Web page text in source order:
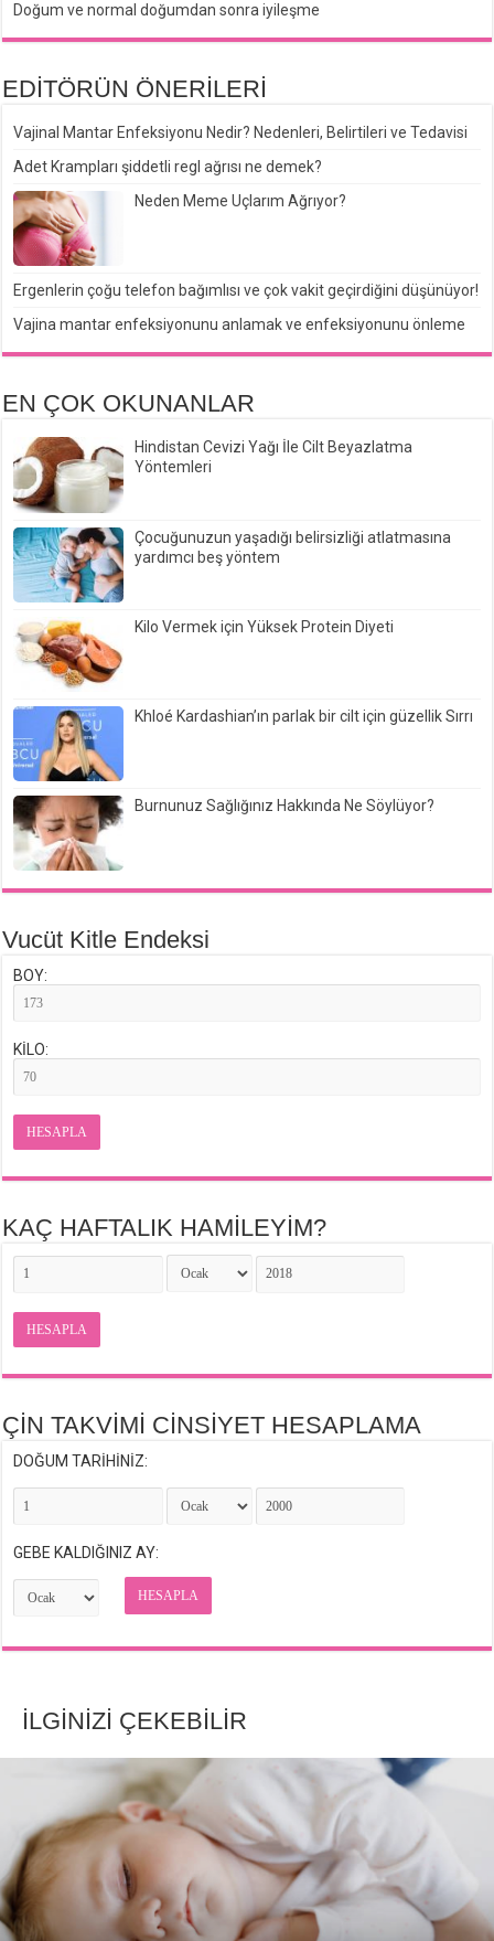
Doğum ve normal doğumdan sonra iyileşme
EDİTÖRÜN ÖNERİLERİ
Vajinal Mantar Enfeksiyonu Nedir? Nedenleri, Belirtileri ve Tedavisi
Adet Krampları şiddetli regl ağrısı ne demek?
Neden Meme Uçlarım Ağrıyor?
Ergenlerin çoğu telefon bağımlısı ve çok vakit geçirdiğini düşünüyor!
Vajina mantar enfeksiyonunu anlamak ve enfeksiyonunu önleme
EN ÇOK OKUNANLAR
Hindistan Cevizi Yağı İle Cilt Beyazlatma
Yöntemleri
Çocuğunuzun yaşadığı belirsizliği atlatmasına
yardımcı beş yöntem
Kilo Vermek için Yüksek Protein Diyeti
Khloé Kardashian’ın parlak bir cilt için güzellik Sırrı
Burnunuz Sağlığınız Hakkında Ne Söylüyor?
Vucüt Kitle Endeksi
BOY:
KİLO:
HESAPLA
KAÇ HAFTALIK HAMİLEYİM?
HESAPLA
ÇİN TAKVİMİ CİNSİYET HESAPLAMA
DOĞUM TARİHİNİZ:
GEBE KALDIĞINIZ AY:
HESAPLA
İLGİNİZİ ÇEKEBİLİR